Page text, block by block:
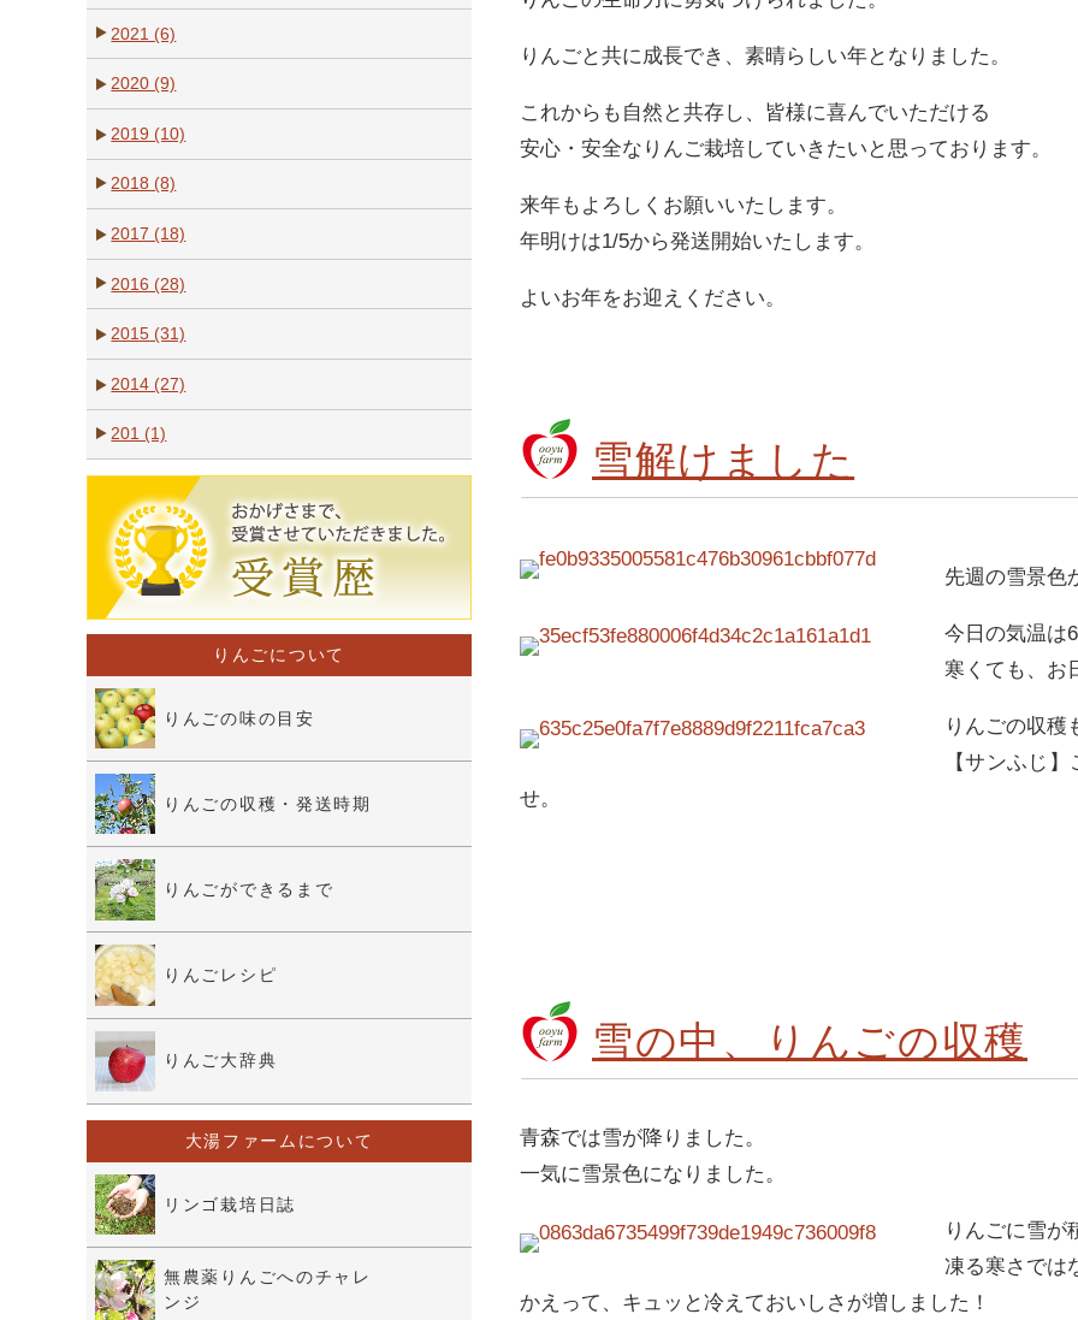
りんごと共に成長でき、素晴らしい年となりました。
これからも自然と共存し、皆様に喜んでいただける
安心・安全なりんご栽培していきたいと思っております。
来年もよろしくお願いいたします。
年明けは1/5から発送開始いたします。
よいお年をお迎えください。
雪解けました
先週の雪景色
今日の気温は
寒くても、お
りんごの収穫
【サンふじ
せ。
雪の中、りんごの収穫
青森では雪が降りました。
一気に雪景色になりました。
りんごに雪が
凍る寒さでは
かえって、キュッと冷えておいしさが増しました！
2021 (6)
2020 (9)
2019 (10)
2018 (8)
2017 (18)
2016 (28)
2015 (31)
2014 (27)
201 (1)
りんごについて
りんごの味の目安
りんごの収穫・発送時期
りんごができるまで
りんごレシピ
りんご大辞典
大湯ファームについて
リンゴ栽培日誌
無農薬りんごへのチャレ
ンジ